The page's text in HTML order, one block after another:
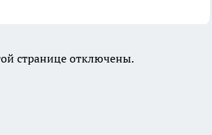
странице отключены.